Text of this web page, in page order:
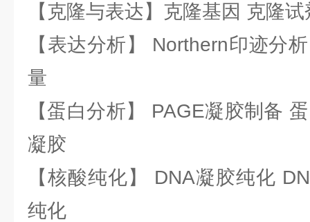
【克隆与表达】克隆基因 克隆
【表达分析】 Northern印迹分
量
【蛋白分析】 PAGE凝胶制备
凝胶
【核酸纯化】 DNA凝胶纯化
纯化